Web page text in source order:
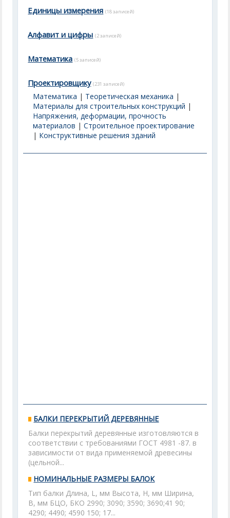
Единицы измерения (18 записей)
Алфавит и цифры (2 записей)
Математика (5 записей)
Проектировщику (231 записей)
Математика | Теоретическая механика |
Материалы для строительных конструкций |
Напряжения, деформации, прочность
материалов |Строительное проектирование
| Конструктивные решения зданий
БАЛКИ ПЕРЕКРЫТИЙ ДЕРЕВЯННЫЕ
Балки перекрытий деревянные изготовляются в
соответствии с требованиями ГОСТ 4981 -87. в
зависимости от вида применяемой древесины
(цельной...
НОМИНАЛЬНЫЕ РАЗМЕРЫ БАЛОК
Тип балки Длина, L, мм Высота, Н, мм Ширина,
В, мм БЦО, БКО 2990; 3090; 3590; 3690;41 90;
4290; 4490; 4590 150; 17...